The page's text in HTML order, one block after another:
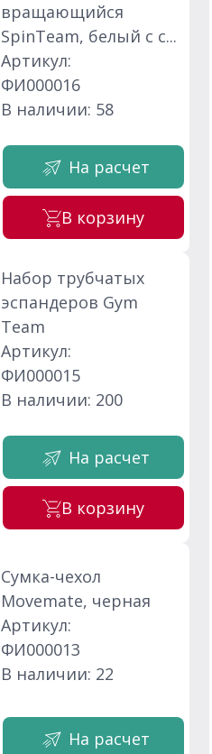
вращающийся
SpinTeam, белый с с...
Артикул:
ФИ000016
В наличии: 58
На расчет
В корзину
Набор трубчатых
эспандеров Gym
Team
Артикул:
ФИ000015
В наличии: 200
На расчет
В корзину
Сумка-чехол
Movemate, черная
Артикул:
ФИ000013
В наличии: 22
На расчет